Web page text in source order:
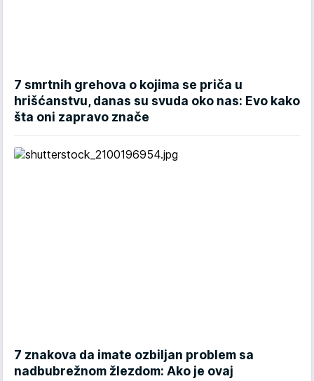
7 smrtnih grehova o kojima se priča u
hrišćanstvu, danas su svuda oko nas: Evo kako
šta oni zapravo znače
7 znakova da imate ozbiljan problem sa
nadbubrežnom žlezdom: Ako je ovaj